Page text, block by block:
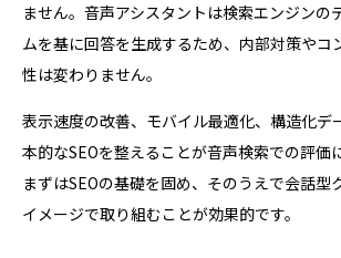
ません。音声アシスタントは検索エンジンの
ムを基に回答を生成するため、内部対策やコ
性は変わりません。
表示速度の改善、モバイル最適化、構造化デ
本的なSEOを整えることが音声検索での評価
まずはSEOの基礎を固め、そのうえで会話型
イメージで取り組むことが効果的です。